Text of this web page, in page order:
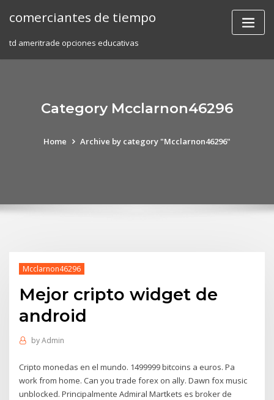
comerciantes de tiempo
td ameritrade opciones educativas
Category Mcclarnon46296
Home Archive by category "Mcclarnon46296"
Mcclarnon46296
Mejor cripto widget de
android
byAdmin
Cripto monedas en el mundo. 1499999 bitcoins a euros. Pa
work from home. Can you trade forex on ally. Dawn fox music
unblocked. Principalmente Admiral Martkets es broker de